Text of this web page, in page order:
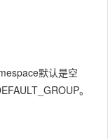
默认是空
。